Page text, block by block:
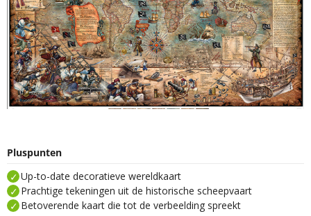
Pluspunten
Up-to-date decoratieve wereldkaart
Prachtige tekeningen uit de historische scheepvaart
Betoverende kaart die tot de verbeelding spreekt